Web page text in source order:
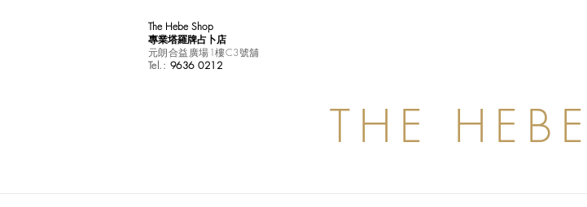
The Hebe Shop
專業塔羅牌占卜店
元朗合益廣場1樓C3號舖
Tel.: 9636 0212
THE